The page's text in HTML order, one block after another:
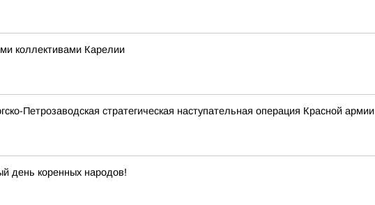
коллективами Карелии
Петрозаводская стратегическая наступательная операция Красной армии
день коренных народов!